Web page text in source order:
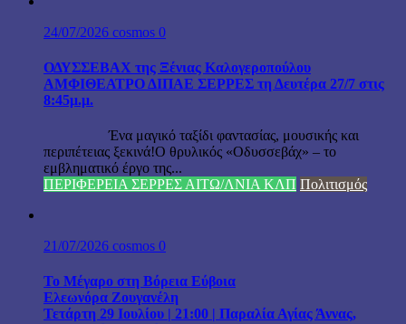
24/07/2026 cosmos 0
ΟΔΥΣΣΕΒΑΧ της Ξένιας Καλογεροπούλου
ΑΜΦΙΘΕΑΤΡΟ ΔΙΠΑΕ ΣΕΡΡΕΣ τη Δευτέρα 27/7 στις
8:45μ.μ.
Ένα μαγικό ταξίδι φαντασίας, μουσικής και
περιπέτειας ξεκινά!Ο θρυλικός «Οδυσσεβάχ» – το
εμβληματικό έργο της...
ΠΕΡΙΦΕΡΕΙΑ ΣΕΡΡΕΣ ΑΙΤΩ/ΛΝΙΑ ΚΛΠ Πολιτισμός
21/07/2026 cosmos 0
Το Μέγαρο στη Βόρεια Εύβοια
Ελεωνόρα Ζουγανέλη
Τετάρτη 29 Ιουλίου | 21:00 | Παραλία Αγίας Άννας,